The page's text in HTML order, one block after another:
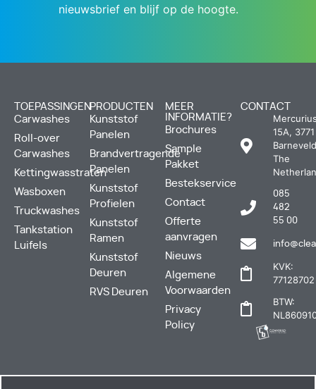
nieuwsbrief en blijf op de hoogte.
TOEPASSINGEN
Carwashes
Roll-over
Carwashes
Kettingwasstraten
Wasboxen
Truckwashes
Tankstation
Luifels
PRODUCTEN
Kunststof
Panelen
Brandvertragende
Panelen
Kunststof
Profielen
Kunststof
Ramen
Kunststof
Deuren
RVS Deuren
MEER
INFORMATIE?
Brochures
Sample
Pakket
Bestekservice
Contact
Offerte
aanvragen
Nieuws
Algemene
Voorwaarden
Privacy
Policy
CONTACT
15A,
The
085
482
55 00
KVK:
77128702
BTW: